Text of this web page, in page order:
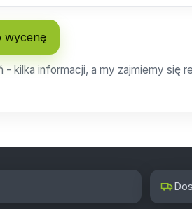
wycenę
- kilka informacji, a my zajmiemy się